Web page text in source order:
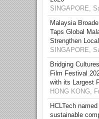
SINGAPORE,
Malaysia
Taps Global
Strengthen
SINGAPORE,
Bridging
Film Festival
with its Largest
HONG KONG,
HCLTech
sustainable